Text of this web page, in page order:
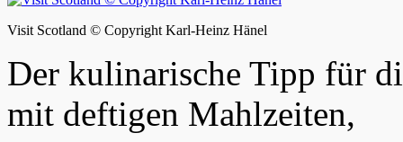
Visit Scotland © Copyright Karl-Heinz Hänel
Der kulinarische Tipp für
mit deftigen Mahlzeiten,